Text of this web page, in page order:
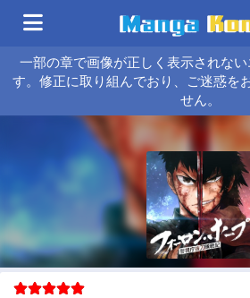
一部の章で画像が正しく表示されな
す。修正に取り組んでおり、ご迷惑を
せん。